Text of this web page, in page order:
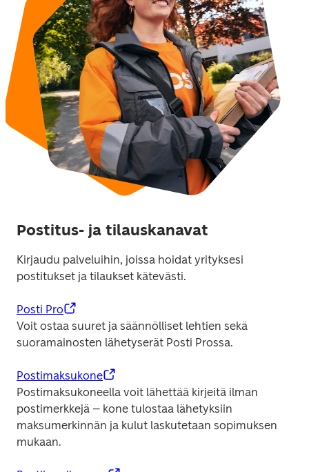
Postitus- ja tilauskanavat
Kirjaudu palveluihin, joissa hoidat yrityksesi
postitukset ja tilaukset kätevästi.
Posti Pro
Voit ostaa suuret ja säännölliset lehtien sekä
suoramainosten lähetyserät Posti Prossa.
Postimaksukone
Postimaksukoneella voit lähettää kirjeitä ilman
postimerkkejä – kone tulostaa lähetyksiin
maksumerkinnän ja kulut laskutetaan sopimuksen
mukaan.